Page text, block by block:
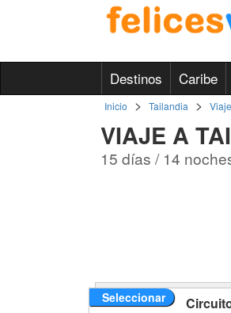
Destinos Caribe
Inicio > Tailandia >
VIAJE A
15 días / 14
Seleccionar